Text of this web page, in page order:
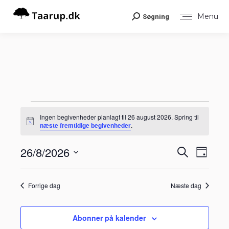
Menu
Search:
Søgning
Begivenheder
26
Notice
Ingen begivenheder planlagt til 26 august 2026. Spring til
næste fremtidige begivenheder.
og
Søg
efter
begivenheder
Dag
26/8/2026
Vælg
dato.
Forrige dag Næste dag
Abonner på kalender